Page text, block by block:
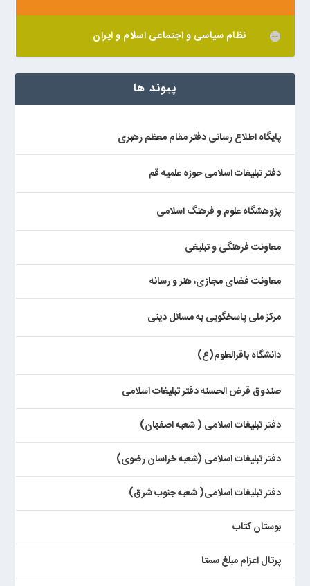
نظام سیاسی و اجتماعی اسلام و ایران
پیوند ها
پایگاه اطلاع رسانی دفتر مقام معظم رهبری
دفتر تبلیغات اسلامی حوزه علمیه قم
پژوهشگاه علوم و فرهنگ اسلامی
معاونت فرهنگی و تبلیغی
معاونت فضای مجازی، هنر و رسانه
مرکز ملی پاسخگویی به مسائل دینی
دانشگاه باقرالعلوم(ع)
صندوق قرض الحسنه دفتر تبلیغات اسلامی
دفتر تبلیغات اسلامی ( شعبه اصفهان)
دفتر تبلیغات اسلامی (شعبه خراسان رضوی)
دفتر تبلیغات اسلامی( شعبه جنوب شرق)
بوستان کتاب
پرتال اعزام مبلغ سمتا